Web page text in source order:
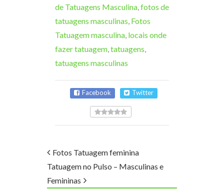
de Tatuagens Masculina,fotos de
tatuagens masculinas, Fotos
Tatuagem masculina, locais onde
fazer tatuagem,tatuagens,
tatuagens masculinas
Facebook Twitter
Fotos Tatuagem feminina
Tatuagem no Pulso – Masculinas e
Femininas